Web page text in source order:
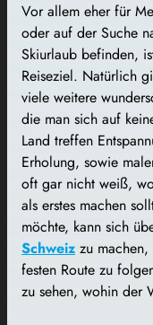
Vor allem eher für
oder auf der Suche
Skiurlaub befinden,
Reiseziel. Natürlich
viele weitere
die man sich auf
Land treffen
Erholung, sowie
oft gar nicht weiß,
als erstes machen
möchte, kann sich
Schweiz zu
festen Route zu
zu sehen, wohin der